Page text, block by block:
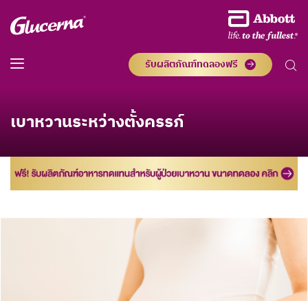
รับผลิตภัณฑ์ทดลองฟรี
เบาหวานระหว่างตั้งครรภ์